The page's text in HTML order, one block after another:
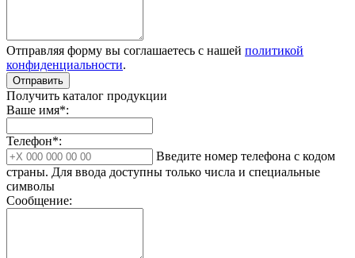
Отправляя форму вы соглашаетесь с нашей политикой
конфиденциальности.
Отправить
Получить каталог продукции
Ваше имя*:
Телефон*:
Введите номер телефона с кодом
страны. Для ввода доступны только числа и специальные
символы
Сообщение: